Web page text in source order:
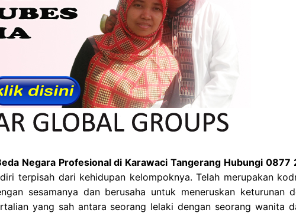
Negara Profesional di Karawaci Tangerang Hubungi
terpisah dari kehidupan kelompoknya. Telah merupakan
sesamanya dan berusaha untuk meneruskan keturunan
yang sah antara seorang lelaki dengan seorang wanita